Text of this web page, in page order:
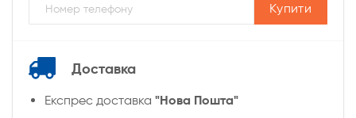
Купити
Доставка
Експрес доставка "Нова Пошта"